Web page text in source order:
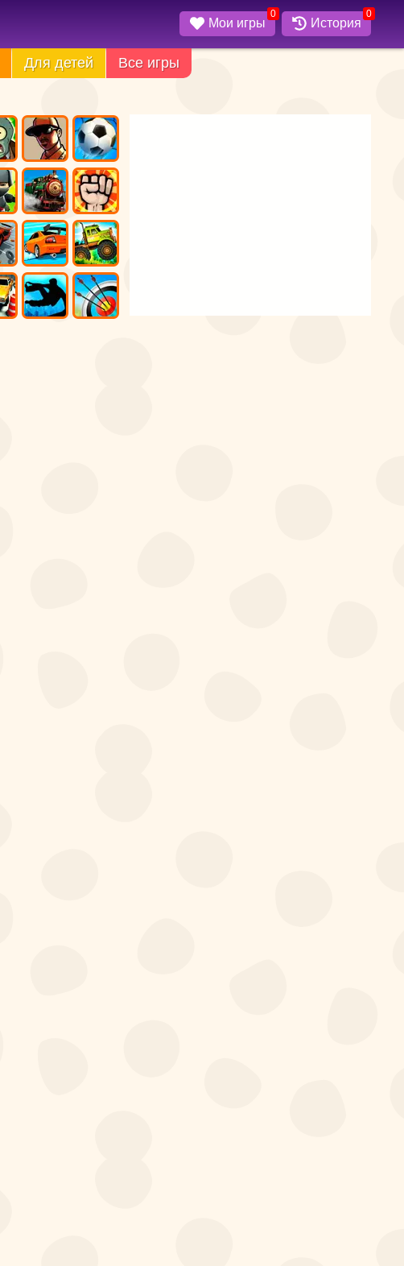
Мои игры
0
История
0
Для детей Все игры